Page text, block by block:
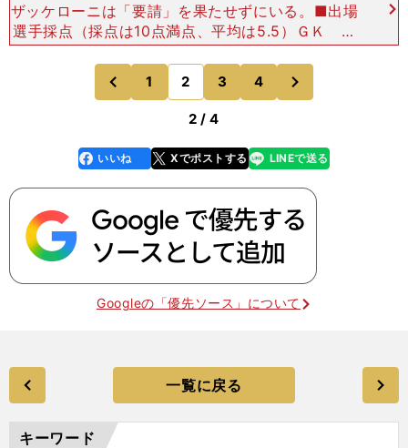
ザッケローニは「要請」を果たせずにいる。■出場
選手採点（採点は10点満点、平均は5.5）ＧＫ 川
島永嗣 ７ ４点を食らったが、それと同じぐ
らい決定的なシュートを防いだ。中でもフォルラン
の
前
のページへ
1 2 3 4
のページへ
2 / 4
faceboo
k
いいね Xでポストする
line LINEで送る
Googleの「優先ソース」について
一覧に戻る
キーワード